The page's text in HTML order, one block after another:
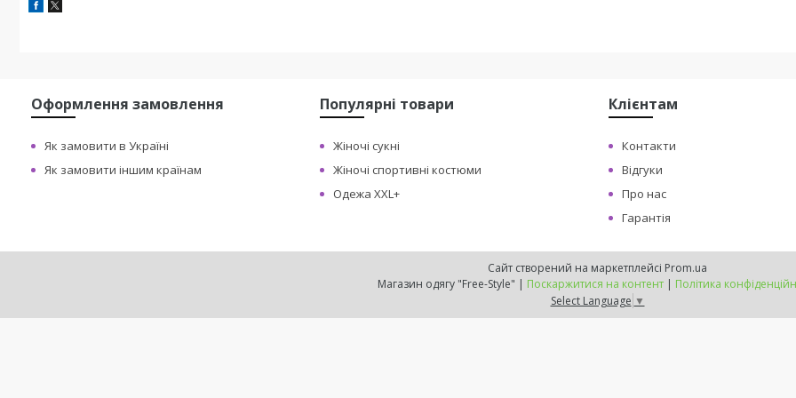
Оформлення замовлення
Як замовити в Україні
Як замовити іншим країнам
Популярні товари
Жіночі сукні
Жіночі спортивні костюми
Одежа XXL+
Клієнтам
Контакти
Відгуки
Про нас
Гарантія
Сайт створений на маркетплейсі Prom.ua
Магазин одягу "Free-Style" | Поскаржитися на контент | Політика
Select Language ▼